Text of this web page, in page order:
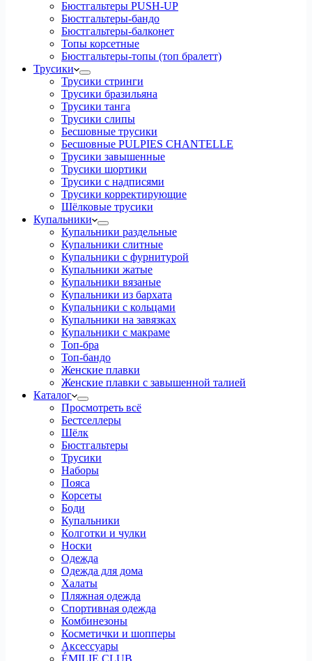
Бюстгальтеры PUSH-UP
Бюстгальтеры-бандо
Бюстгальтеры-балконет
Топы корсетные
Бюстгальтеры-топы (топ бралетт)
Трусики
Трусики стринги
Трусики бразильяна
Трусики танга
Трусики слипы
Бесшовные трусики
Бесшовные PULPIES CHANTELLE
Трусики завышенные
Трусики шортики
Трусики с надписями
Трусики корректирующие
Шёлковые трусики
Купальники
Купальники раздельные
Купальники слитные
Купальники с фурнитурой
Купальники жатые
Купальники вязаные
Купальники из бархата
Купальники с кольцами
Купальники на завязках
Купальники с макраме
Топ-бра
Топ-бандо
Женские плавки
Женские плавки с завышенной талией
Каталог
Просмотреть всё
Бестселлеры
Шёлк
Бюстгальтеры
Трусики
Наборы
Пояса
Корсеты
Боди
Купальники
Колготки и чулки
Носки
Одежда
Одежда для дома
Халаты
Пляжная одежда
Спортивная одежда
Комбинезоны
Косметички и шопперы
Аксессуары
ÉMILIE CLUB